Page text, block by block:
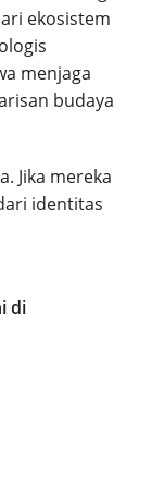
ekosistem
menjaga
budaya
Jika mereka
identitas
di